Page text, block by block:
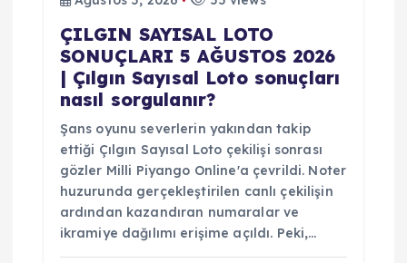
ÇILGIN SAYISAL LOTO
SONUÇLARI 5 AĞUSTOS 2026
| Çılgın Sayısal Loto sonuçları
nasıl sorgulanır?
Şans oyunu severlerin yakından takip
ettiği Çılgın Sayısal Loto çekilişi sonrası
gözler Milli Piyango Online'a çevrildi. Noter
huzurunda gerçekleştirilen canlı çekilişin
ardından kazandıran numaralar ve
ikramiye dağılımı erişime açıldı. Peki,…